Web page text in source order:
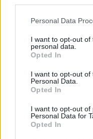
Please note that this
not limited to your visit
grant or deny consent
use your data for
consent section.
Personal Data
I want to opt-out
personal data.
Opted In
I want to opt-out of
Personal Data.
Opted In
I want to opt-out of
Personal Data for
Opted In
υποδηλώνει
είναι όμως σαφές,
τρίτης δόσης στα
κλινική μελέτη που
Οι δύο
υποβάλουν αίτημα
και της Ευρώπης